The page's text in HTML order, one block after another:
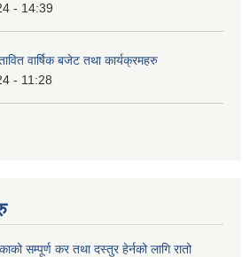
- 14:39
वार्षिक बजेट तथा कार्यक्रमहरु
- 11:28
सम्पूर्ण कर तथा दस्तुर हेर्नको लागि रातो